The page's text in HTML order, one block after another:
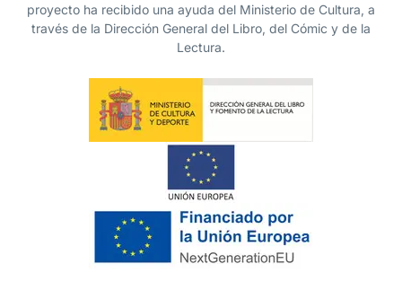
proyecto ha recibido una ayuda del Ministerio de Cultura, a
través de la Dirección General del Libro, del Cómic y de la
Lectura.